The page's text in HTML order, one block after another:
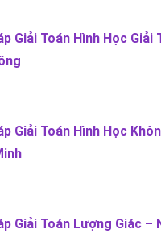
Giải Toán Hình Học Giải
Giải Toán Hình Học
Giải Toán Lượng Giác –